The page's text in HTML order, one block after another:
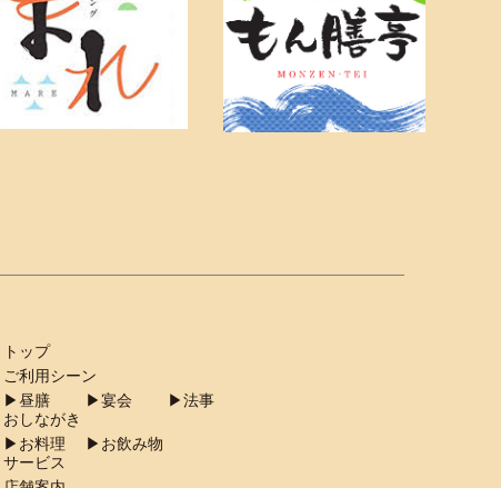
トップ
ご利用シーン
昼膳
▶︎宴会
▶︎法事
おしながき
お料理
▶︎お飲み物
サービス